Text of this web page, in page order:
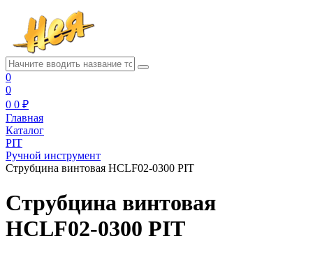
0
0
0 0 ₽
Главная
Каталог
PIT
Ручной инструмент
Струбцина винтовая HCLF02-0300 PIT
Струбцина винтовая
HCLF02-0300 PIT